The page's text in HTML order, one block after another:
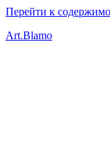
Перейти к
Art.Blamo